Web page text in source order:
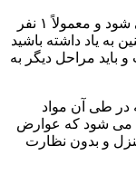
سم زدایی فوق سریع در چند ساعت انجام می شود و معمولاً ۱ نفر
به یاد داشته باشید
باید مراحل دیگر به
در طی آن مواد
می شود که عوارض
و بدون نظارت